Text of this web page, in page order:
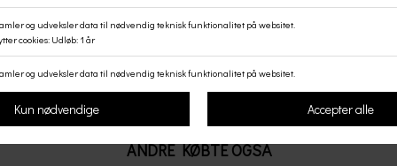
Pasform:Stor i størrelsen.
Pleje: Imprægneres grundigt før brug og løbende.
Vaskeanvisning:Må ikke maskine vaskes.
ANDRE KØBTE OGSÅ